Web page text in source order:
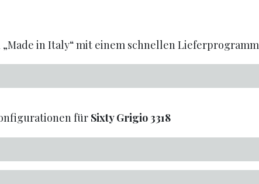
in Italy“ mit einem schnellen Lieferprogramm
für Sixty Grigio 3318